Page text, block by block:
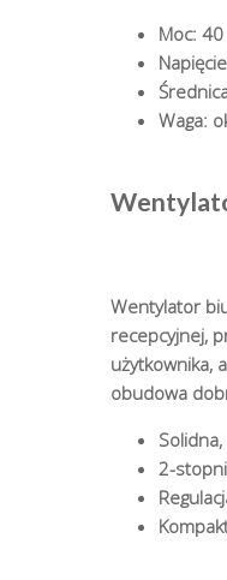
Moc: 40
Waga:
Wentylator
recepcyjnej,
użytkownika,
obudowa
2-